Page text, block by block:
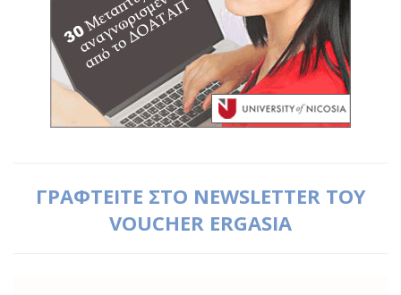
ΓΡΑΦΤΕΙΤΕ ΣΤΟ NEWSLETTER ΤΟΥ
VOUCHER ERGASIA